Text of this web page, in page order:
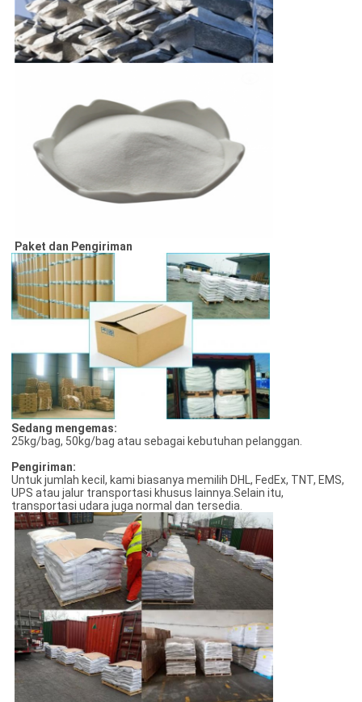
Paket dan Pengiriman
Sedang mengemas:
25kg/bag, 50kg/bag atau sebagai kebutuhan pelanggan.
Pengiriman:
Untuk jumlah kecil, kami biasanya memilih DHL, FedEx, TNT, EMS,
UPS atau jalur transportasi khusus lainnya.Selain itu,
transportasi udara juga normal dan tersedia.